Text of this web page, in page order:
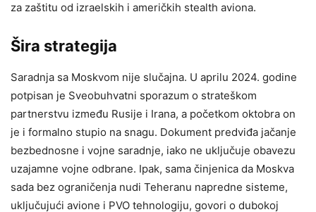
za zaštitu od izraelskih i američkih stealth aviona.
Šira strategija
Saradnja sa Moskvom nije slučajna. U aprilu 2024. godine
potpisan je Sveobuhvatni sporazum o strateškom
partnerstvu između Rusije i Irana, a početkom oktobra on
je i formalno stupio na snagu. Dokument predviđa jačanje
bezbednosne i vojne saradnje, iako ne uključuje obavezu
uzajamne vojne odbrane. Ipak, sama činjenica da Moskva
sada bez ograničenja nudi Teheranu napredne sisteme,
uključujući avione i PVO tehnologiju, govori o dubokoj